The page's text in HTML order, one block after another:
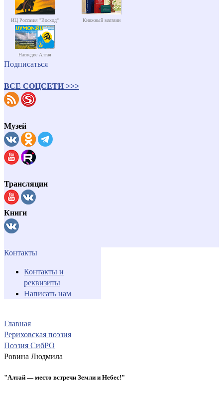
ИЦ Россазия "Восход" Книжный магазин
Наследие Алтая
Подписаться
ВСЕ СОЦСЕТИ >>>
Музей
Трансляции
Книги
Контакты
Контакты и
реквизиты
Написать нам
Главная
Рериховская поэзия
Поэзия СибРО
Ровина Людмила
"Алтай — место встречи Земли и Небес!"